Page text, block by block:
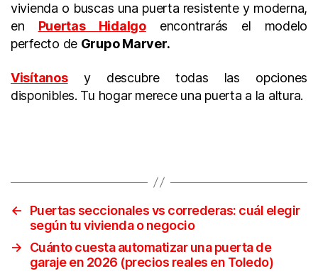
vivienda o buscas una puerta resistente y moderna,
en Puertas Hidalgoencontrarás el modelo
perfecto de Grupo Marver.
Visítanosy descubre todas las opciones
disponibles. Tu hogar merece una puerta a la altura.
←
Puertas seccionales vs correderas: cuál elegir
según tu vivienda o negocio
→
Cuánto cuesta automatizar una puerta de
garaje en 2026 (precios reales en Toledo)